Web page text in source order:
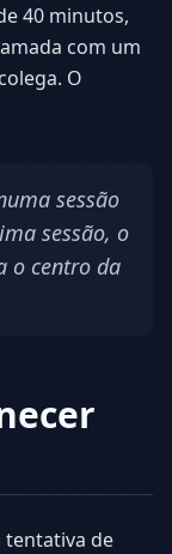
40 minutos,
com um
O
sessão
sessão, o
o centro da
tentativa de